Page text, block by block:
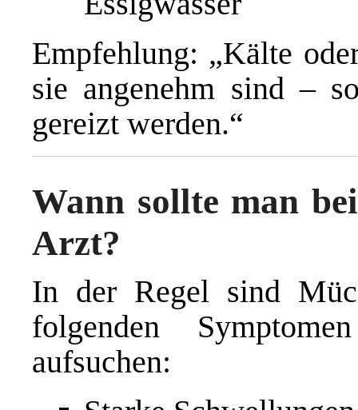
Empfehlung: „Kälte
sie angenehm sind –
gereizt werden.“
Wann sollte man
Arzt?
In der Regel sind
folgenden
aufsuchen: